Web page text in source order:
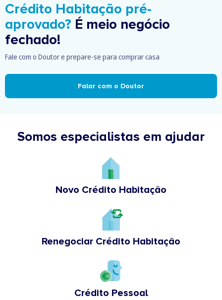
Crédito Habitação pré-
aprovado? É meio negócio
fechado!
Fale com o Doutor e prepare-se para comprar casa
Falar com o Doutor
Somos especialistas em ajudar
Novo Crédito Habitação
Renegociar Crédito Habitação
Crédito Pessoal